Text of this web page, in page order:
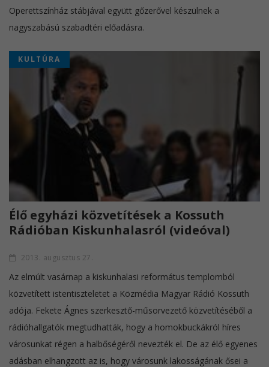
Operettszínház stábjával együtt gőzerővel készülnek a
nagyszabású szabadtéri előadásra.
KULTÚRA
Élő egyházi közvetítések a Kossuth
Rádióban Kiskunhalasról (videóval)
2013. augusztus 27.
Az elmúlt vasárnap a kiskunhalasi református templomból
közvetített istentiszteletet a Közmédia Magyar Rádió Kossuth
adója. Fekete Ágnes szerkesztő-műsorvezető közvetítéséből a
rádióhallgatók megtudhatták, hogy a homokbuckákról híres
városunkat régen a halbőségéről nevezték el. De az élő egyenes
adásban elhangzott az is, hogy városunk lakosságának ősei a